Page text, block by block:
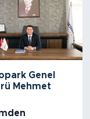
Genel
Mehmet